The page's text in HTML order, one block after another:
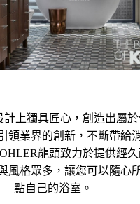
上獨具匠心，創造出屬
領業界的創新，不斷帶給
龍頭致力於提供經
風格眾多，讓您可以隨心
點自己的浴室。